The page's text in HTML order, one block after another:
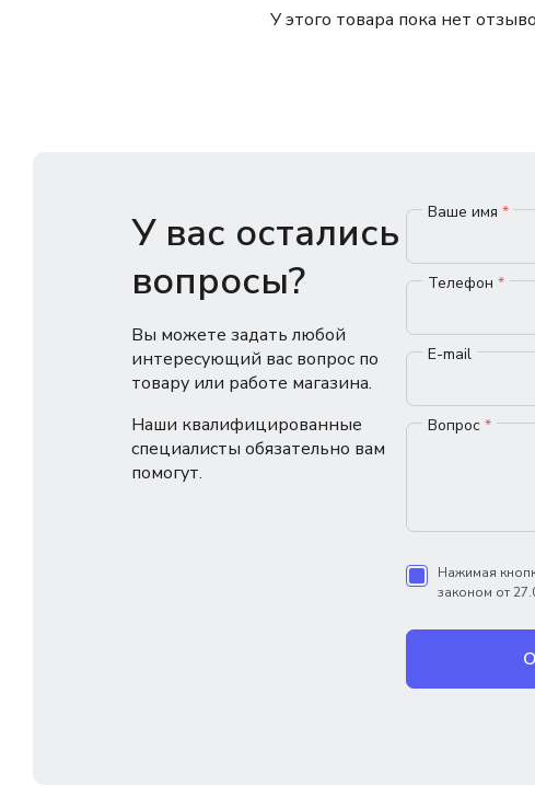
У этого товара пока нет
У вас остались
вопросы?
Вы можете задать любой
интересующий вас вопрос по
товару или работе магазина.
Наши квалифицированные
специалисты обязательно вам
помогут.
Ваше имя *
Телефон *
E-mail
Вопрос *
Нажимая
законом от